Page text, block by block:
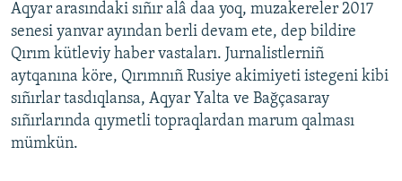
Aqyar arasındaki sıñır alâ daa yoq, muzakereler 2017
senesi yanvar ayından berli devam ete, dep bildire
Qırım kütleviy haber vastaları. Jurnalistlerniñ
aytqanına köre, Qırımnıñ Rusiye akimiyeti istegeni kibi
sıñırlar tasdıqlansa, Aqyar Yalta ve Bağçasaray
sıñırlarında qıymetli topraqlardan marum qalması
mümkün.